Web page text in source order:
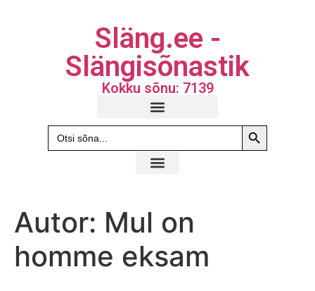
Släng.ee -
Slängisõnastik
Kokku sõnu: 7139
Search
for:
Search
Autor: Mul on
homme eksam